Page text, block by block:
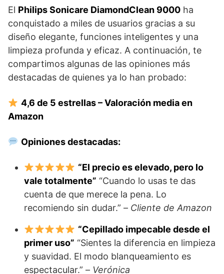
El Philips Sonicare DiamondClean 9000 ha
conquistado a miles de usuarios gracias a su
diseño elegante, funciones inteligentes y una
limpieza profunda y eficaz. A continuación, te
compartimos algunas de las opiniones más
destacadas de quienes ya lo han probado:
4,6 de 5 estrellas – Valoración media en
Amazon
Opiniones destacadas:
“El precio es elevado, pero lo
vale totalmente” “Cuando lo usas te das
cuenta de que merece la pena. Lo
recomiendo sin dudar.” – Cliente de Amazon
“Cepillado impecable desde el
primer uso” “Sientes la diferencia en limpieza
y suavidad. El modo blanqueamiento es
espectacular.” – Verónica